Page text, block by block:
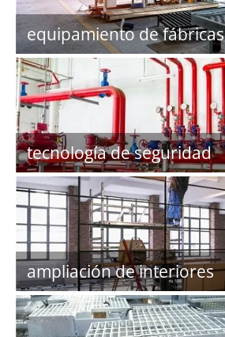
equipamiento de fábricas
tecnología de seguridad
ampliación de interiores